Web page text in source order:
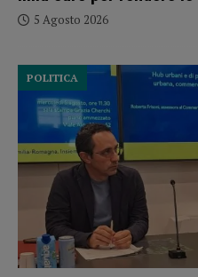
5 Agosto 2026
POLITICA